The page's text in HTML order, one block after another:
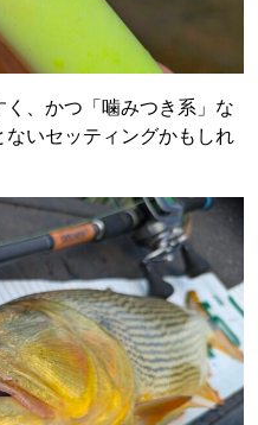
、かつ「噛みつき系」な
ないセッティングかもしれ